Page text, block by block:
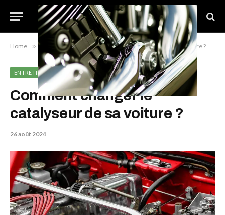
Home » Entretien » Comment changer le catalyseur de sa voiture ?
ENTRETIEN
Comment changer le
catalyseur de sa voiture ?
26 août 2024